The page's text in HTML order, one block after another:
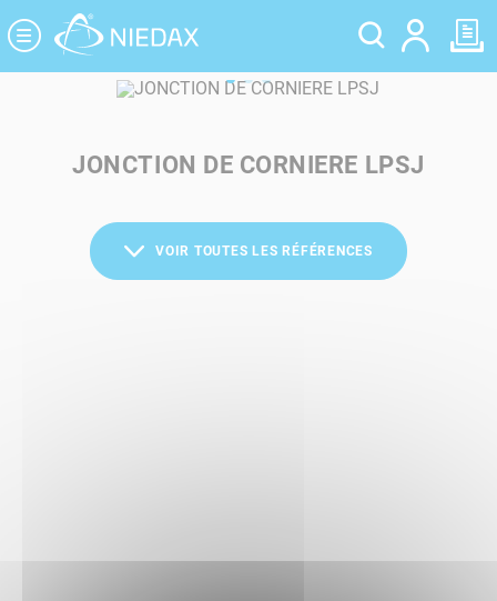
JONCTION DE CORNIERE LPSJ
VOIR TOUTES LES RÉFÉRENCES
Panneau de gestion des cookies